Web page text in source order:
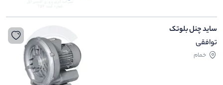
ساید چنل بلوتک
توافقی
خمام